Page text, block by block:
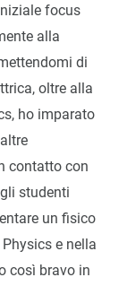
focus
alla
di
oltre alla
ho imparato
contatto con
studenti
un fisico
e nella
così bravo in